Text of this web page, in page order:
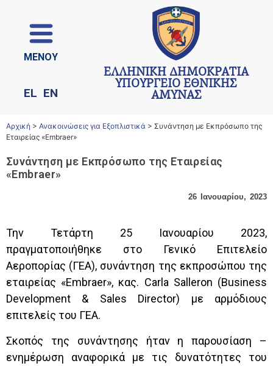
ΜΕΝΟΥ
EL EN
ΕΛΛΗΝΙΚΗ ΔΗΜΟΚΡΑΤΙΑ
ΥΠΟΥΡΓΕΙΟ ΕΘΝΙΚΗΣ
ΑΜΥΝΑΣ
Αρχική > Ανακοινώσεις για Εξοπλιστικά > Συνάντηση με Εκπρόσωπο της
Εταιρείας «Embraer»
Συνάντηση με Εκπρόσωπο της Εταιρείας
«Embraer»
26 Ιανουαρίου, 2023
Την Τετάρτη 25 Ιανουαρίου 2023,
πραγματοποιήθηκε στο Γενικό Επιτελείο
Αεροπορίας (ΓΕΑ), συνάντηση της εκπροσώπου της
εταιρείας «Embraer», κας. Carla Salleron (Business
Development & Sales Director) με αρμόδιους
επιτελείς του ΓΕΑ.
Σκοπός της συνάντησης ήταν η παρουσίαση –
ενημέρωση αναφορικά με τις δυνατότητες του